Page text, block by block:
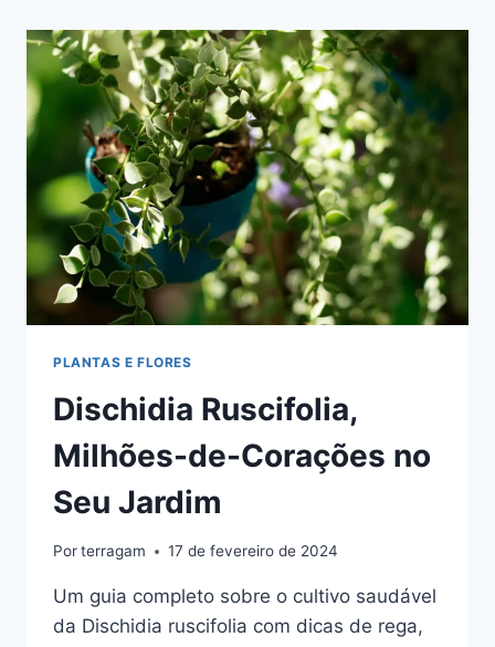
PLANTAS E FLORES
Dischidia Ruscifolia,
Milhões-de-Corações no
Seu Jardim
Porterragam 17 de fevereiro de 2024
Um guia completo sobre o cultivo saudável
da Dischidia ruscifolia com dicas de rega,